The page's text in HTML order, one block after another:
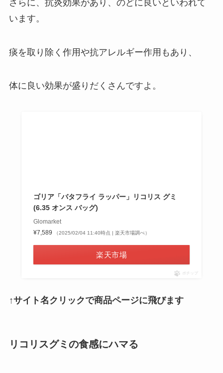
さらに、抗炎効果があり、のどに良いといわれて
います。
痰を取り除く作用や抗アレルギー作用もあり、
体に良い効果が盛りだくさんですよ。
ゴリア「バタフライ ラッパー」リコリス グミ
(6.35 オンス バッグ)
Glomarket
¥7,589
（2025/02/04 11:40時点 | 楽天市場調べ）
楽天市場
ポチップ
↑サイト名クリックで商品ページに飛びます
リコリスグミの食感にハマる